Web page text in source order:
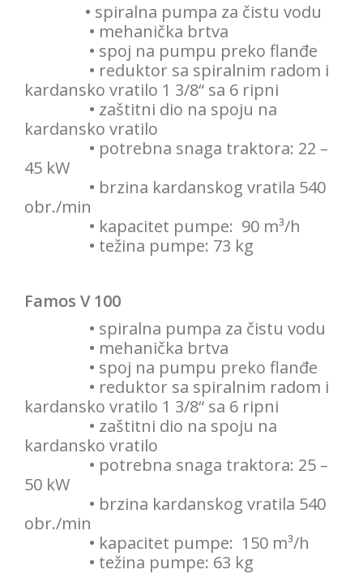
• spiralna pumpa za čistu vodu
• mehanička brtva
• spoj na pumpu preko flanđe
• reduktor sa spiralnim radom i
kardansko vratilo 1 3/8“ sa 6 ripni
• zaštitni dio na spoju na
kardansko vratilo
• potrebna snaga traktora: 22 –
45 kW
• brzina kardanskog vratila 540
obr./min
• kapacitet pumpe: 90 m³/h
• težina pumpe: 73 kg
Famos V 100
• spiralna pumpa za čistu vodu
• mehanička brtva
• spoj na pumpu preko flanđe
• reduktor sa spiralnim radom i
kardansko vratilo 1 3/8“ sa 6 ripni
• zaštitni dio na spoju na
kardansko vratilo
• potrebna snaga traktora: 25 –
50 kW
• brzina kardanskog vratila 540
obr./min
• kapacitet pumpe: 150 m³/h
• težina pumpe: 63 kg